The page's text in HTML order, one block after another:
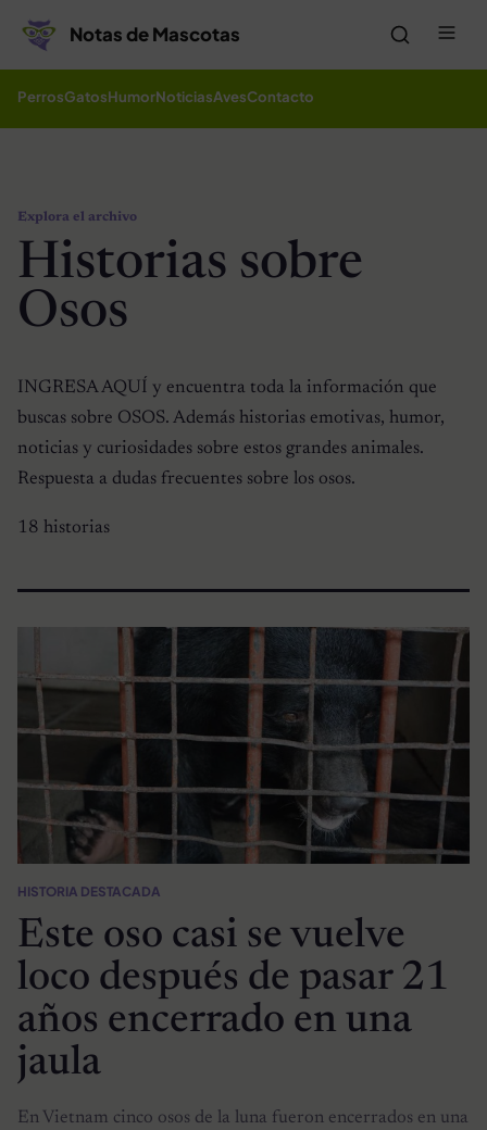
Notas de Mascotas
PerrosGatosHumorNoticiasAvesContacto
Explora el archivo
Historias sobre
Osos
INGRESA AQUÍ y encuentra toda la información que
buscas sobre OSOS. Además historias emotivas, humor,
noticias y curiosidades sobre estos grandes animales.
Respuesta a dudas frecuentes sobre los osos.
18 historias
HISTORIA DESTACADA
Este oso casi se vuelve
loco después de pasar 21
años encerrado en una
jaula
En Vietnam cinco osos de la luna fueron encerrados en una